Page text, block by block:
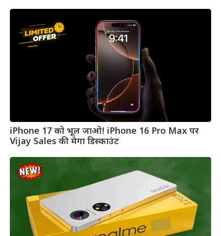
iPhone 17 को भूल जाओ! iPhone 16 Pro Max पर
Vijay Sales की मेगा डिस्काउंट